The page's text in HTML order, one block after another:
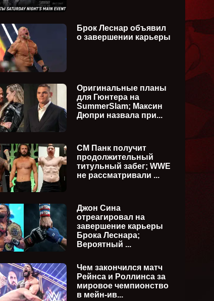
Брок Леснар объявил
о завершении карьеры
Оригинальные планы
для Гюнтера на
SummerSlam; Максин
Дюпри назвала при...
СМ Панк получит
продолжительный
титульный забег; WWE
не рассматривали ...
Джон Сина
отреагировал на
завершение карьеры
Брока Леснара;
Вероятный ...
Чем закончился матч
Рейнса и Роллинса за
мировое чемпионство
в мейн-ив...